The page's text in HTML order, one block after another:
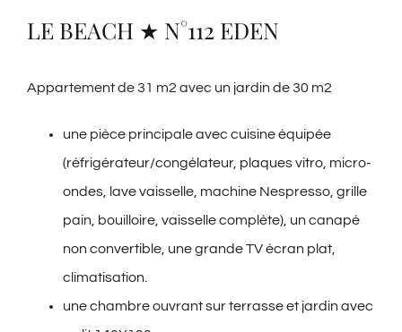
LE BEACH ★ N°112 EDEN​
Appartement de 31 m2 avec un jardin de 30 m2
une pièce principale avec cuisine équipée
(réfrigérateur/congélateur, plaques vitro, micro-
ondes, lave vaisselle, machine Nespresso, grille
pain, bouilloire, vaisselle complète), un canapé
non convertible, une grande TV écran plat,
climatisation.
une chambre ouvrant sur terrasse et jardin avec